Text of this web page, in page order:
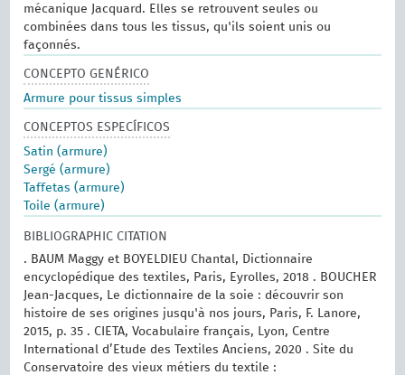
mécanique Jacquard. Elles se retrouvent seules ou
combinées dans tous les tissus, qu'ils soient unis ou
façonnés.
CONCEPTO GENÉRICO
Armure pour tissus simples
CONCEPTOS ESPECÍFICOS
Satin (armure)
Sergé (armure)
Taffetas (armure)
Toile (armure)
BIBLIOGRAPHIC CITATION
. BAUM Maggy et BOYELDIEU Chantal, Dictionnaire
encyclopédique des textiles, Paris, Eyrolles, 2018 . BOUCHER
Jean-Jacques, Le dictionnaire de la soie : découvrir son
histoire de ses origines jusqu'à nos jours, Paris, F. Lanore,
2015, p. 35 . CIETA, Vocabulaire français, Lyon, Centre
International d’Etude des Textiles Anciens, 2020 . Site du
Conservatoire des vieux métiers du textile :